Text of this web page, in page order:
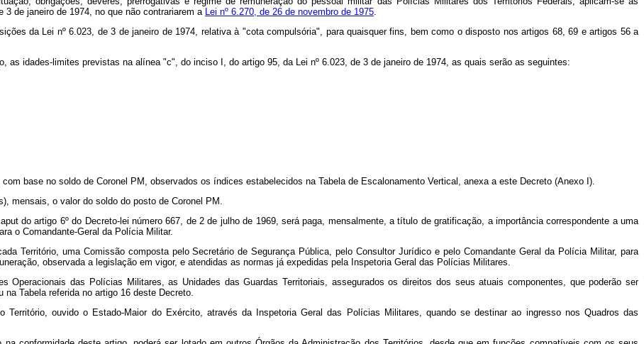
de janeiro de 1974, no que não contrariarem a Lei nº 6.270, de 26 de novembro de 1975.
da Lei nº 6.023, de 3 de janeiro de 1974, relativa à "cota compulsória", para quaisquer fins, bem como o disposto nos artigos 68, 69 e artigos 56 a
as idades-limites previstas na alínea "c", do inciso I, do artigo 95, da Lei nº 6.023, de 3 de janeiro de 1974, as quais serão as seguintes:
base no soldo de Coronel PM, observados os índices estabelecidos na Tabela de Escalonamento Vertical, anexa a este Decreto (Anexo I).
mensais, o valor do soldo do posto de Coronel PM.
do artigo 6º do Decreto-lei número 667, de 2 de julho de 1969, será paga, mensalmente, a título de gratificação, a importância correspondente a uma
o Comandante-Geral da Polícia Militar.
Território, uma Comissão composta pelo Secretário de Segurança Pública, pelo Consultor Jurídico e pelo Comandante Geral da Polícia Militar, para
observada a legislação em vigor, e atendidas as normas já expedidas pela Inspetoria Geral das Polícias Militares.
das Polícias Militares, as Unidades das Guardas Territoriais, assegurados os direitos dos seus atuais componentes, que poderão ser
Tabela referida no artigo 16 deste Decreto.
ouvido o Estado-Maior do Exército, através da Inspetoria Geral das Polícias Militares, quando se destinar ao ingresso nos Quadros das